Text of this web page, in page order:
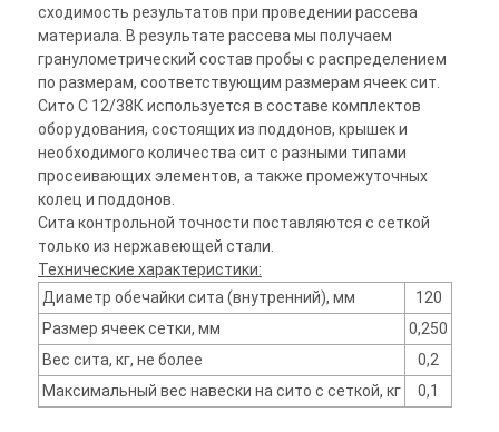
сходимость результатов при проведении рассева
материала. В результате рассева мы получаем
гранулометрический состав пробы с распределением
по размерам, соответствующим размерам ячеек сит.
Сито С 12/38К используется в составе комплектов
оборудования, состоящих из поддонов, крышек и
необходимого количества сит с разными типами
просеивающих элементов, а также промежуточных
колец и поддонов.
Сита контрольной точности поставляются с сеткой
только из нержавеющей стали.
Технические характеристики:
Диаметр обечайки сита (внутренний), мм
120
Размер ячеек сетки, мм
0,250
Вес сита, кг, не более
0,2
Максимальный вес навески на сито с сеткой, кг
0,1